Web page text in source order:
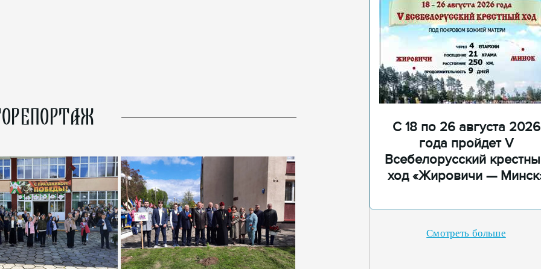
С 18 по 26 августа 2026
года пройдет V
Всебелорусский
ход «Жировичи —
Смотреть больше